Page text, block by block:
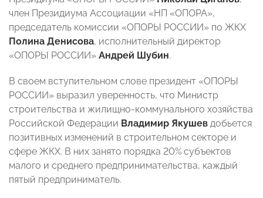
член Президиума Ассоциации «НП «ОПОРА»,
председатель комиссии «ОПОРЫ РОССИИ» по ЖКХ
Полина Денисова, исполнительный директор
«ОПОРЫ РОССИИ» Андрей Шубин.
В своем вступительном слове президент «ОПОРЫ
РОССИИ» выразил уверенность, что Министр
строительства и жилищно-коммунального хозяйства
Российской Федерации Владимир Якушев добьется
позитивных изменений в строительном секторе и
сфере ЖКХ. В них занято порядка 20% субъектов
малого и среднего предпринимательства, каждый
пятый предприниматель.